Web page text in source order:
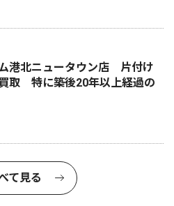
港北ニュータウン店 片付け
取 特に築後20年以上経過の
て見る